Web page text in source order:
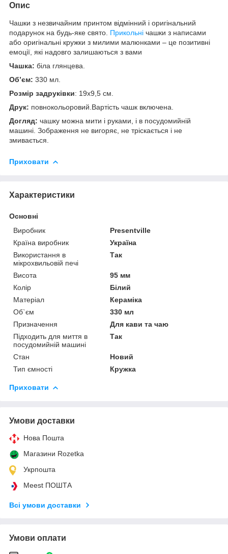
Опис
Чашки з незвичайним принтом відмінний і оригінальний
подарунок на будь-яке свято. Прикольні чашки з написами
або оригінальні кружки з милими малюнками – це позитивні
емоції, які надовго залишаються з вами
Чашка: біла глянцева.
Об’єм: 330 мл.
Розмір задруківки: 19x9,5 см.
Друк: повнокольоровий.Вартість чашк включена.
Догляд: чашку можна мити і руками, і в посудомийній
машині. Зображення не вигоряє, не тріскається і не
змивається.
Приховати
Характеристики
Основні
Виробник
Presentville
Країна виробник
Україна
Використання в
мікрохвильовій печі
Так
Висота
95 мм
Колір
Білий
Матеріал
Кераміка
Об`єм
330 мл
Призначення
Для кави та чаю
Підходить для миття в
посудомийній машині
Так
Стан
Новий
Тип ємності
Кружка
Приховати
Умови доставки
Нова Пошта
Магазини Rozetka
Укрпошта
Meest ПОШТА
Всі умови доставки
Умови оплати